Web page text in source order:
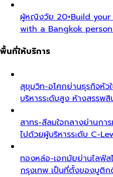
ผู้หญิงวัย 20+Build
with a Bangkok
พื้นที่ให้บริการ
สุขุมวิท-อโศกย่านธุรกิจหัว
บริหารระดับสูง ห้างสรรพ
สาทร-สีลมใจกลางย่านกา
ไปด้วยผู้บริหารระดับ C-
ทองหล่อ-เอกมัยย่านไลฟ์
กรุงเทพ เป็นที่ตั้งของบูติก